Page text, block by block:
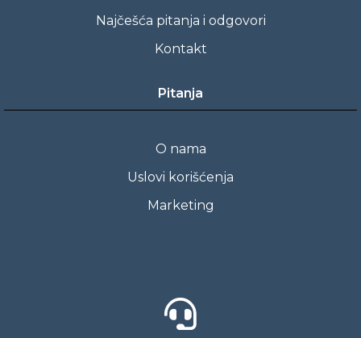
Najčešća pitanja i odgovori
Kontakt
Pitanja
O nama
Uslovi korišćenja
Marketing